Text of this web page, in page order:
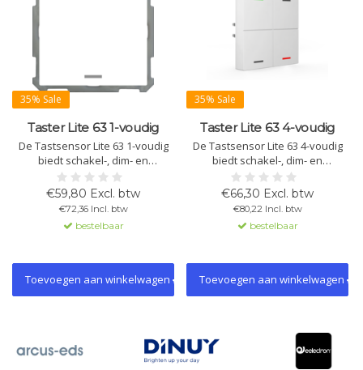
35% Sale
Taster Lite 63 1-voudig
De Tastsensor Lite 63 1-voudig
biedt schakel-, dim- en
jaloeziebediening met 2 RGBW-
LED's per knop.
Programmeerbaar voor 1- of 2-
knopsbediening en met 4
logische blokken. Leverbaar met
temperatuursensor.
€59,80 Excl. btw
€72,36 Incl. btw
bestelbaar
Toevoegen aan winkelwagen
35% Sale
Taster Lite 63 4-voudig
De Tastsensor Lite 63 4-voudig
biedt schakel-, dim- en
jaloeziebediening met 2 RGBW-
LED's per knoppaar.
Programmeerbaar voor 1- of 2-
knopsbediening. Beschikbaar
met of zonder geïntegreerde
€66,30 Excl. btw
€80,22 Incl. btw
bestelbaar
Toevoegen aan winkelwagen